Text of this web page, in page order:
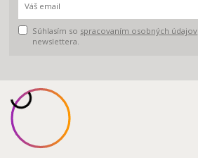
Súhlasím so spracovaním osobných údajov
newslettera.